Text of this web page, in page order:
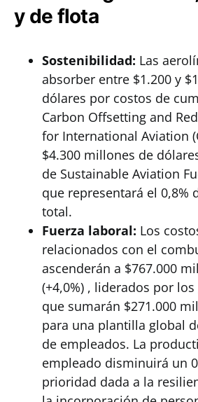
y de flota
Sostenibilidad: Las
absorber entre $1.200 y
dólares por costos de
Carbon Offsetting and
for International Aviation
$4.300 millones de
de Sustainable Aviation
que representará el 0,8%
total.
Fuerza laboral: Los
relacionados con el
ascenderán a $767.000
(+4,0%) , liderados por
que sumarán $271.000
para una plantilla global
de empleados. La
empleado disminuirá un
prioridad dada a la